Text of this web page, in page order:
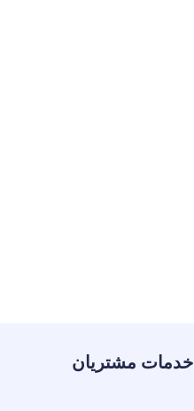
خدمات مشتریان